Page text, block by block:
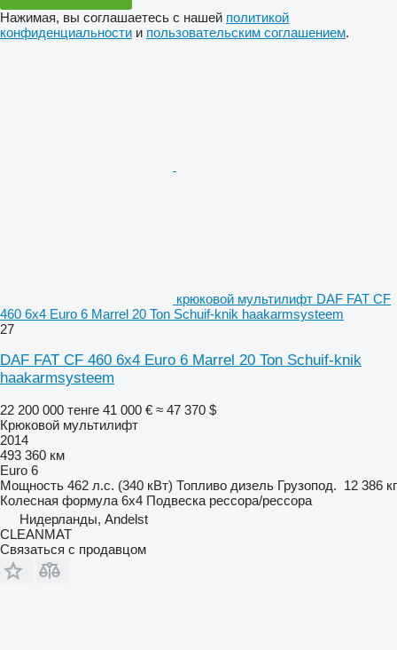
Нажимая, вы соглашаетесь с нашей политикой
конфиденциальности и пользовательским соглашением.
крюковой мультилифт DAF FAT CF
460 6x4 Euro 6 Marrel 20 Ton Schuif-knik haakarmsysteem
27
DAF FAT CF 460 6x4 Euro 6 Marrel 20 Ton Schuif-knik
haakarmsysteem
22 200 000 тенге 41 000 € ≈ 47 370 $
Крюковой мультилифт
2014
493 360 км
Euro 6
Мощность 462 л.с. (340 кВт) Топливо дизель Грузопод. 12 386 кг
Колесная формула 6x4 Подвеска рессора/рессора
Нидерланды, Andelst
CLEANMAT
Связаться с продавцом